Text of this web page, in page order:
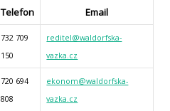
Telefon Email
732 709
150
reditel@waldorfska-
vazka.cz
720 694
808
ekonom@waldorfska-
vazka.cz